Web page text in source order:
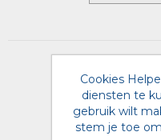
Cookies
diensten te
gebruik wilt
stem je toe